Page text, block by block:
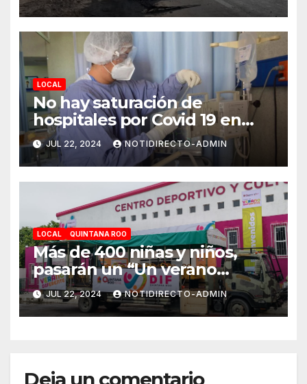
LOCAL
No hay saturación de
hospitales por Covid 19 en
Playa del Carmen
JUL 22, 2024 NOTIDIRECTO-ADMIN
LOCAL QUINTANA ROO
Más de 400 niñas y niños,
pasarán un “Un verano
DIFerente” en Chetumal:
Mara Lezama
JUL 22, 2024 NOTIDIRECTO-ADMIN
Deja un comentario